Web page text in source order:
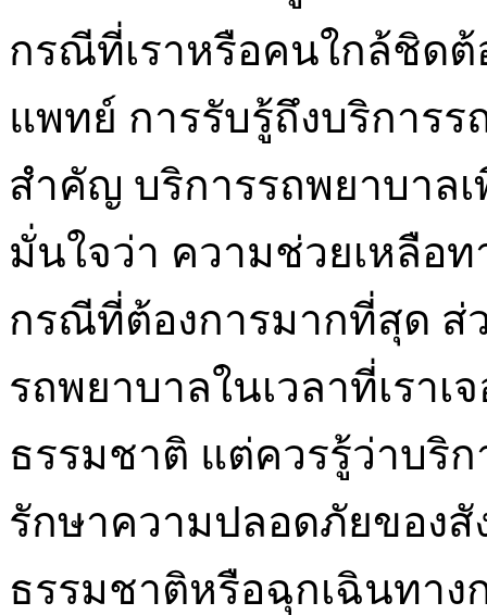
กรณีที่เราหรือคนใกล้ชิดต้
แพทย์ การรับรู้ถึงบริการ
สำคัญ บริการรถพยาบาล
มั่นใจว่า ความช่วยเหลือ
กรณีที่ต้องการมากที่สุด
รถพยาบาลในเวลาที่เรา
ธรรมชาติ แต่ควรรู้ว่าบริ
รักษาความปลอดภัยของสั
ธรรมชาติหรือฉุกเฉินทาง